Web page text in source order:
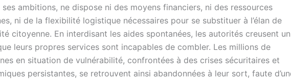
ses ambitions, ne dispose ni des moyens financiers, ni des ressources
ni de la flexibilité logistique nécessaires pour se substituer à l’élan de
citoyenne. En interdisant les aides spontanées, les autorités creusent un
leurs propres services sont incapables de combler. Les millions de
en situation de vulnérabilité, confrontées à des crises sécuritaires et
persistantes, se retrouvent ainsi abandonnées à leur sort, faute